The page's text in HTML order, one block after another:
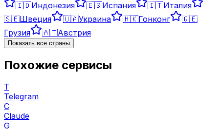
🇮🇩Индонезия 🇪🇸Испания 🇮🇹Италия
🇸🇪Швеция 🇺🇦Украина 🇭🇰Гонконг
🇬🇪
Грузия
🇦🇹Австрия
Показать все страны
Похожие сервисы
T
Telegram
C
Claude
G